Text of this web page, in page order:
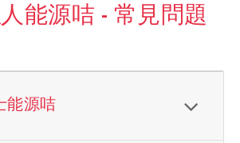
能源咭 - 常見問題
能源咭